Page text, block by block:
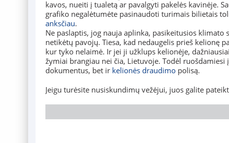
kavos, nueiti į tualetą ar pavalgyti pakelės kavinėje.
grafiko negalėtumėte pasinaudoti turimais bilietais
anksčiau.
Ne paslaptis, jog nauja aplinka, pasikeitusios
netikėtų pavojų. Tiesa, kad nedaugelis prieš kelionę
kur tyko nelaimė. Ir jei ji užklups kelionėje,
žymiai brangiau nei čia, Lietuvoje. Todėl
dokumentus, bet ir kelionės draudimo polisą.
Jeigu turėsite nusiskundimų vežėjui, juos galite